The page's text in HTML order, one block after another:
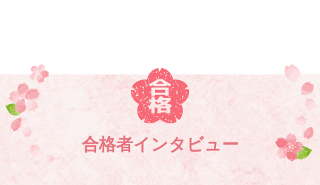
合格者インタビュー